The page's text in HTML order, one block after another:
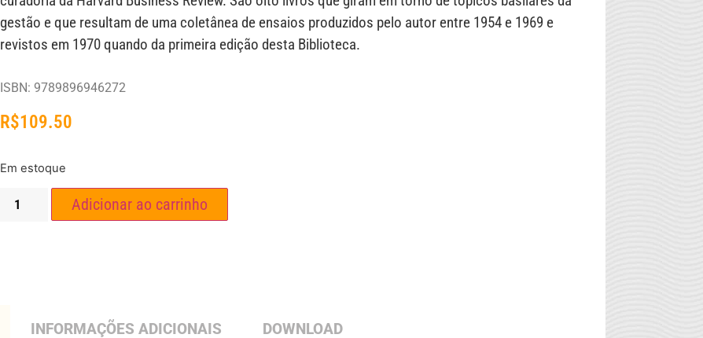
gestão e que resultam de uma coletânea de ensaios produzidos pelo autor entre 1954 e 1969 e
revistos em 1970 quando da primeira edição desta Biblioteca.
ISBN: 9789896946272
R$109.50
Em estoque
Adicionar ao carrinho
INFORMAÇÕES ADICIONAIS DOWNLOAD